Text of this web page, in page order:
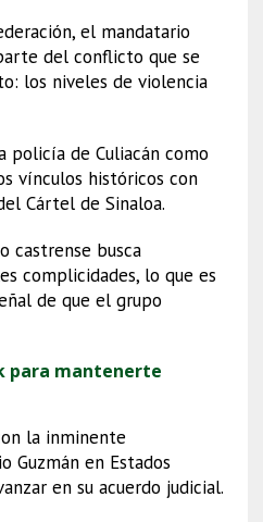
el mandatario
del conflicto que se
los niveles de violencia
policía de Culiacán como
vínculos históricos con
Cártel de Sinaloa.
castrense busca
complicidades, lo que es
de que el grupo
para mantenerte
la inminente
Guzmán en Estados
en su acuerdo judicial.